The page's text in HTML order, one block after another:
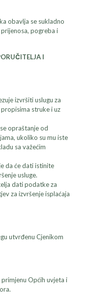
obavlja se sukladno
pogreba i
I
izvršiti uslugu za
struke i uz
opraštanje od
ukoliko su mu iste
sa važećim
da će dati istinite
usluge.
dati podatke za
za izvršenje isplaćaja
utvrđenu Cjenikom
Općih uvjeta i